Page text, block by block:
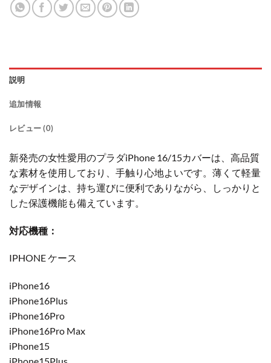
説明
追加情報
レビュー (0)
新発売の女性愛用のプラダiPhone 16/15カバーは、高品質
な素材を使用しており、手触り心地よいです。薄くて軽量
なデザインは、持ち運びに便利でありながら、しっかりと
した保護機能も備えています。
対応機種：
IPHONE ケース
iPhone16
iPhone16Plus
iPhone16Pro
iPhone16Pro Max
iPhone15